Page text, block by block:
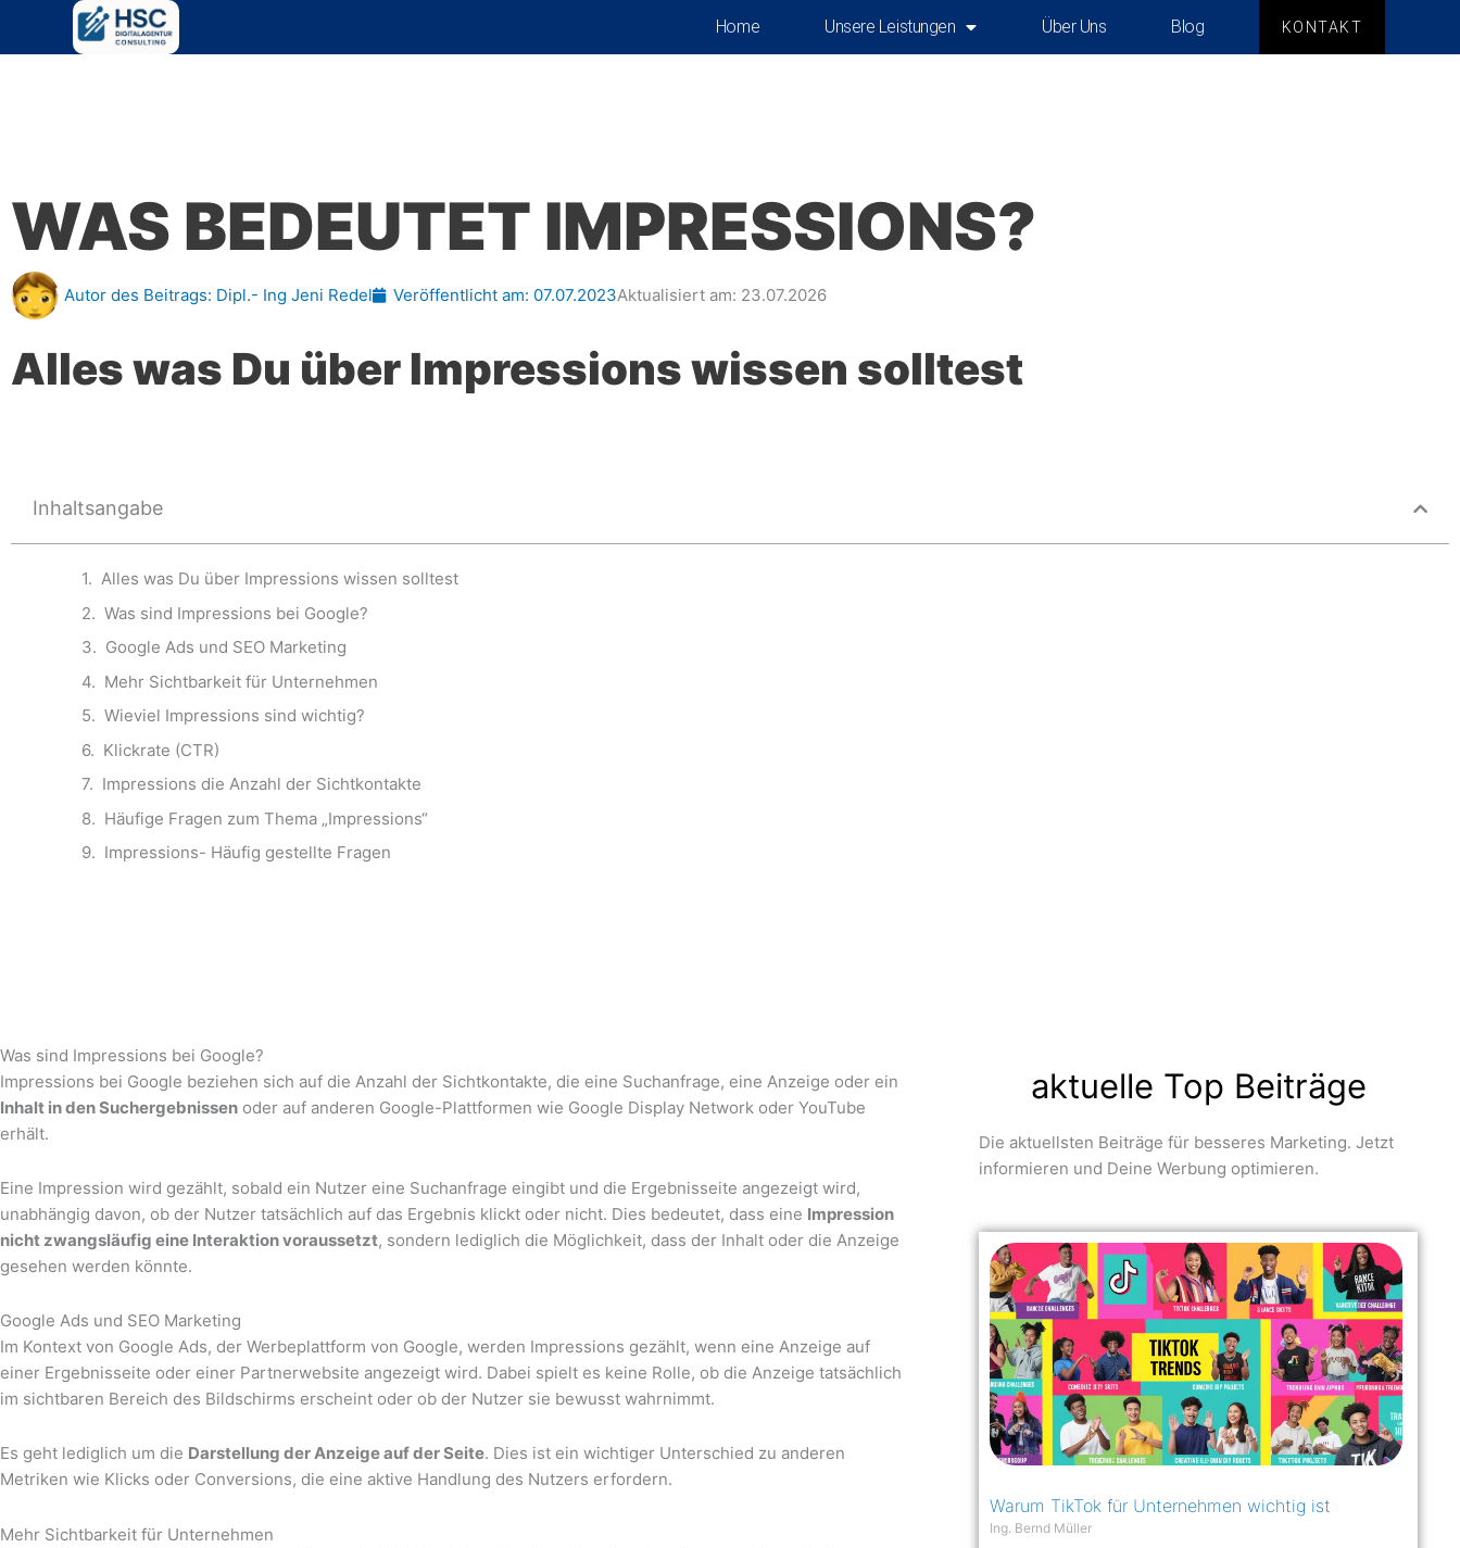
Home Unsere Leistungen Über Uns Blog KONTAKT
WAS BEDEUTET IMPRESSIONS?
Autor des Beitrags: Dipl.- Ing Jeni Redel Veröffentlicht am: 07.07.2023Aktualisiert am: 23.07.2026
Alles was Du über Impressions wissen solltest
Inhaltsangabe
Alles was Du über Impressions wissen solltest
Was sind Impressions bei Google?
Google Ads und SEO Marketing
Mehr Sichtbarkeit für Unternehmen
Wieviel Impressions sind wichtig?
Klickrate (CTR)
Impressions die Anzahl der Sichtkontakte
Häufige Fragen zum Thema „Impressions“
Impressions- Häufig gestellte Fragen
Was sind Impressions bei Google?
Impressions bei Google beziehen sich auf die Anzahl der Sichtkontakte, die eine Suchanfrage, eine Anzeige oder ein
Inhalt in den Suchergebnissen oder auf anderen Google-Plattformen wie Google Display Network oder YouTube
erhält.
Eine Impression wird gezählt, sobald ein Nutzer eine Suchanfrage eingibt und die Ergebnisseite angezeigt wird,
unabhängig davon, ob der Nutzer tatsächlich auf das Ergebnis klickt oder nicht. Dies bedeutet, dass eine Impression
nicht zwangsläufig eine Interaktion voraussetzt, sondern lediglich die Möglichkeit, dass der Inhalt oder die Anzeige
gesehen werden könnte.
Google Ads und SEO Marketing
Im Kontext von Google Ads, der Werbeplattform von Google, werden Impressions gezählt, wenn eine Anzeige auf
einer Ergebnisseite oder einer Partnerwebsite angezeigt wird. Dabei spielt es keine Rolle, ob die Anzeige tatsächlich
im sichtbaren Bereich des Bildschirms erscheint oder ob der Nutzer sie bewusst wahrnimmt.
Es geht lediglich um die Darstellung der Anzeige auf der Seite. Dies ist ein wichtiger Unterschied zu anderen
Metriken wie Klicks oder Conversions, die eine aktive Handlung des Nutzers erfordern.
Mehr Sichtbarkeit für Unternehmen
aktuelle Top Beiträge
Die aktuellsten Beiträge für besseres Marketing. Jetzt
informieren und Deine Werbung optimieren.
Warum TikTok für Unternehmen wichtig ist
Ing. Bernd Müller